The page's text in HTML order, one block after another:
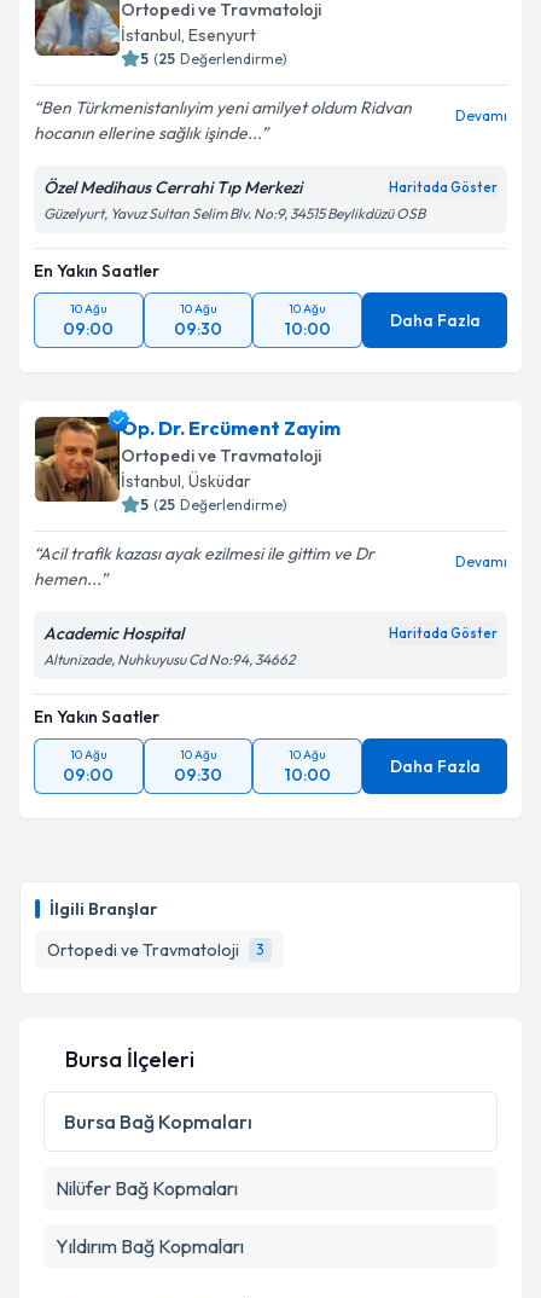
İlgili Branşlar
Ortopedi ve Travmatoloji
3
Ortopedi ve Travmatoloji
İstanbul, Esenyurt
5 (25 Değerlendirme)
Ben Türkmenistanlıyim yeni amilyet oldum Ridvan
hocanın ellerine sağlık işinde...
Devamı
Özel Medihaus Cerrahi Tıp Merkezi Haritada Göster
Güzelyurt, Yavuz Sultan Selim Blv. No:9, 34515 Beylikdüzü OSB
En Yakın Saatler
10 Ağu
09:00
10 Ağu
09:30
10 Ağu
10:00 Daha Fazla
Op. Dr. Ercüment Zayim
Ortopedi ve Travmatoloji
İstanbul, Üsküdar
5 (25 Değerlendirme)
Acil trafik kazası ayak ezilmesi ile gittim ve Dr
hemen...
Devamı
Academic Hospital Haritada Göster
Altunizade, Nuhkuyusu Cd No:94, 34662
En Yakın Saatler
10 Ağu
09:00
10 Ağu
09:30
10 Ağu
10:00 Daha Fazla
Bursa İlçeleri
Bursa Bağ Kopmaları
Nilüfer Bağ Kopmaları
Yıldırım Bağ Kopmaları